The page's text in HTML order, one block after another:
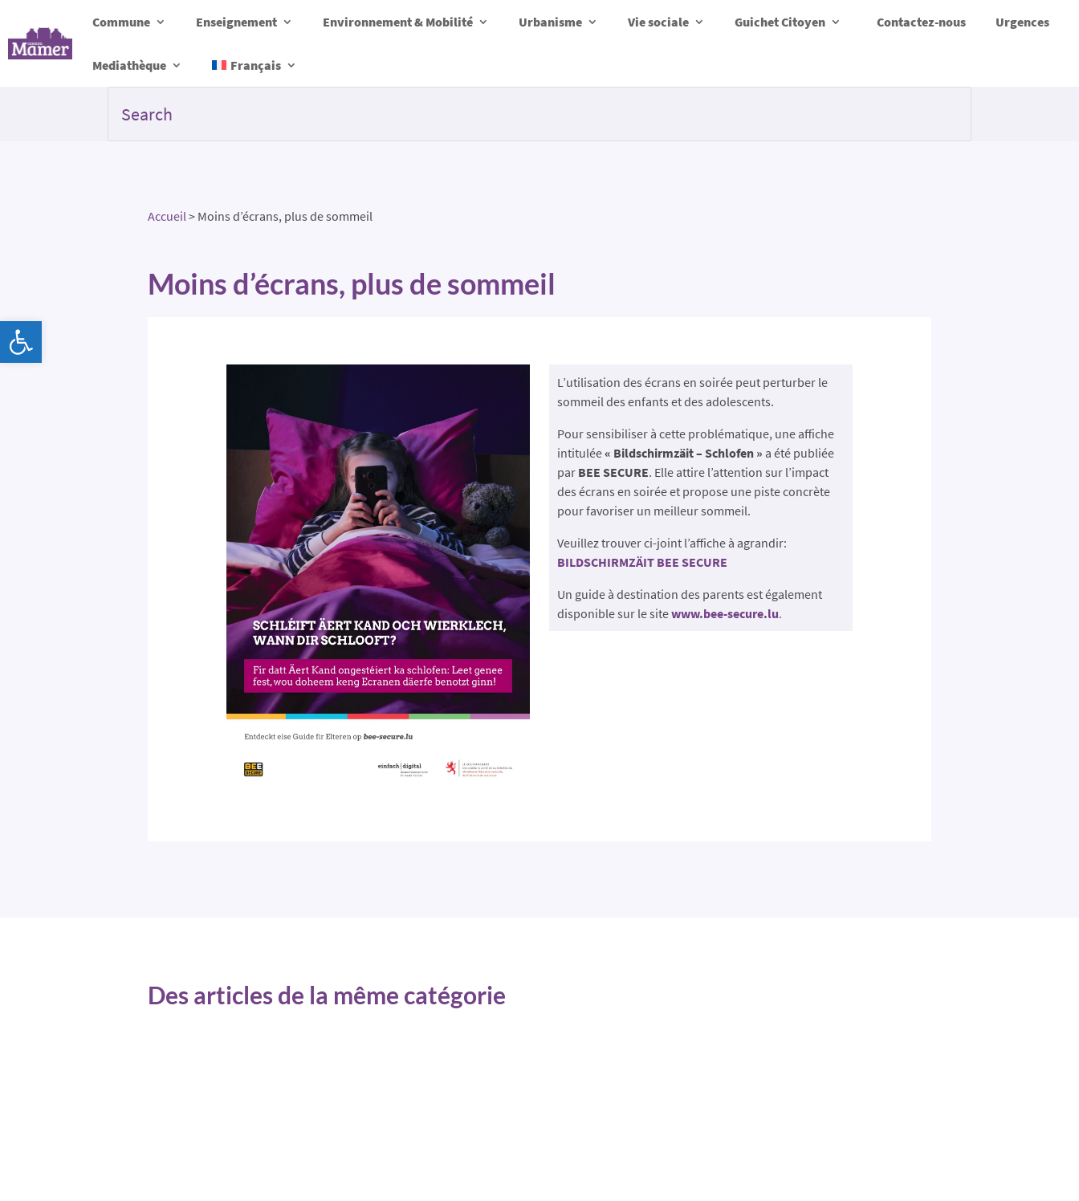
Commune Enseignement Environnement & Mobilité Urbanisme Vie sociale Guichet Citoyen Contactez-nous Urgences
Mediathèque Français
Accueil> Moins d’écrans, plus de sommeil
Moins d’écrans, plus de sommeil
L’utilisation des écrans en soirée peut perturber le
sommeil des enfants et des adolescents.
Pour sensibiliser à cette problématique, une affiche
intitulée« Bildschirmzäit – Schlofen » a été publiée
par BEE SECURE. Elle attire l’attention sur l’impact
des écrans en soirée et propose une piste concrète
pour favoriser un meilleur sommeil.
Veuillez trouver ci-joint l’affiche à agrandir:
BILDSCHIRMZÄIT BEE SECURE
Un guide à destination des parents est également
disponible sur le sitewww.bee-secure.lu.
Des articles de la même catégorie
Ouvrir la barre d’outils